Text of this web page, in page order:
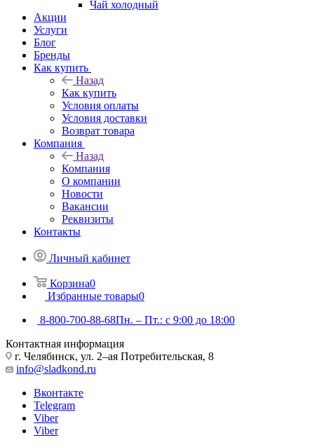
Чай холодный
Акции
Услуги
Блог
Бренды
Как купить
Назад
Как купить
Условия оплаты
Условия доставки
Возврат товара
Компания
Назад
Компания
О компании
Новости
Вакансии
Реквизиты
Контакты
Личный кабинет
Корзина0
Избранные товары0
8-800-700-88-68Пн. – Пт.: с 9:00 до 18:00
Контактная информация
г. Челябинск, ул. 2–ая Потребительская, 8
info@sladkond.ru
Вконтакте
Telegram
Viber
Viber